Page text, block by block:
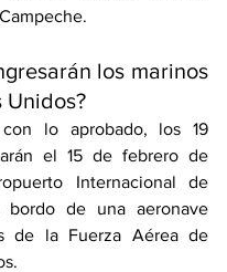
los marinos
Unidos?
lo aprobado, los 19
el 15 de febrero de
Internacional de
bordo de una aeronave
de la Fuerza Aérea de